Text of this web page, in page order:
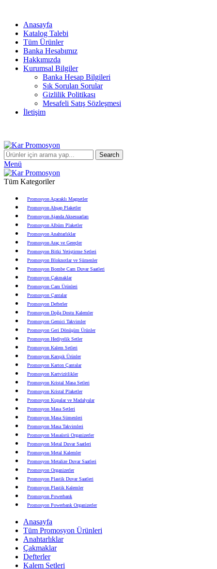
Anasayfa
Katalog Talebi
Tüm Ürünler
Banka Hesabımız
Hakkımızda
Kurumsal Bilgiler
Banka Hesap Bilgileri
Sık Sorulan Sorular
Gizlilik Politikası
Mesafeli Satış Sözleşmesi
İletişim
Search
Menü
Tüm Kategoriler
Promosyon Açacaklı Magnetler
Promosyon Ahşap Plaketler
Promosyon Ajanda Aksesuarları
Promosyon Albüm Plaketler
Promosyon Anahtarlıklar
Promosyon Araç ve Gereçler
Promosyon Bitki Yetiştirme Setleri
Promosyon Bloknotlar ve Sümenler
Promosyon Bombe Cam Duvar Saatleri
Promosyon Çakmaklar
Promosyon Cam Ürünleri
Promosyon Çantalar
Promosyon Defterler
Promosyon Doğa Dostu Kalemler
Promosyon Gemici Takvimler
Promosyon Geri Dönüşüm Ürünler
Promosyon Hediyelik Setler
Promosyon Kalem Setleri
Promosyon Karışık Ürünler
Promosyon Karton Çantalar
Promosyon Kartvizitlikler
Promosyon Kristal Masa Setleri
Promosyon Kristal Plaketler
Promosyon Kupalar ve Madalyalar
Promosyon Masa Setleri
Promosyon Masa Sümenleri
Promosyon Masa Takvimleri
Promosyon Masaüstü Organizerler
Promosyon Metal Duvar Saatleri
Promosyon Metal Kalemler
Promosyon Metalize Duvar Saatleri
Promosyon Organizerler
Promosyon Plastik Duvar Saatleri
Promosyon Plastik Kalemler
Promosyon Powerbank
Promosyon Powerbank Organizerler
Promosyon Şapka
Promosyon Sekreter Bloknotlar
Promosyon Seramik ve Porselen Ürünler
Promosyon Speakerlar
Promosyon Tarihli Ajandalar
Promosyon Teknoloji Ürünleri
Anasayfa
Tüm Promosyon Ürünleri
Anahtarlıklar
Çakmaklar
Defterler
Kalem Setleri